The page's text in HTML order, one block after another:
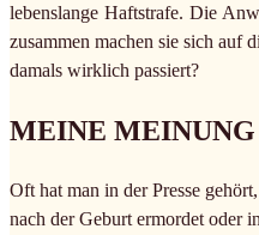
lebenslange Haftstrafe. Die
zusammen machen sie sich auf
damals wirklich passiert?
MEINE MEINUNG
Oft hat man in der Presse
nach der Geburt ermordet oder